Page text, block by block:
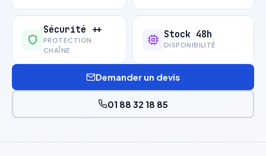
Sécurité ++
PROTECTION
CHAÎNE
Stock 48h
DISPONIBILITÉ
Demander un devis
01 88 32 18 85